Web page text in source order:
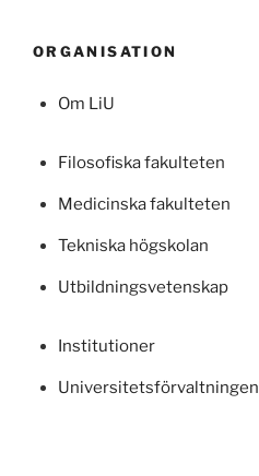
ORGANISATION
Om LiU
Filosofiska fakulteten
Medicinska fakulteten
Tekniska högskolan
Utbildningsvetenskap
Institutioner
Universitetsförvaltningen